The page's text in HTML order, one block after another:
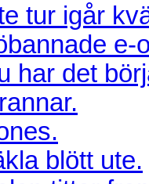
tur igår
e-
har det
blött ute.